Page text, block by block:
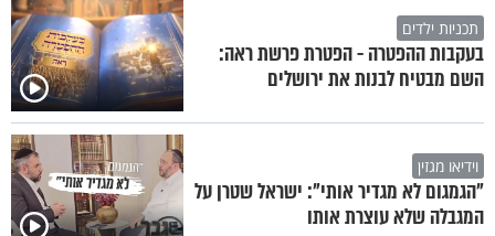
תכניות ילדים
בעקבות ההפטרה - הפטרת פרשת ראה:
השם מבטיח לבנות את ירושלים
וידיאו מגזין
"הגמגום לא מגדיר אותי": ישראל שטרן על
המגבלה שלא עוצרת אותו